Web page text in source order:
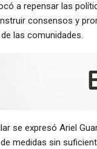
a repensar las
consensos y
las comunidades.
se expresó Ariel
medidas sin